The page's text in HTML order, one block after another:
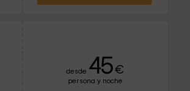
desde 45€
persona y noche